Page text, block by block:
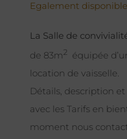
Egalement
La Salle de
de 83m2 équipée
location de vaisselle.
Détails, description
avec les Tarifs en
moment nous